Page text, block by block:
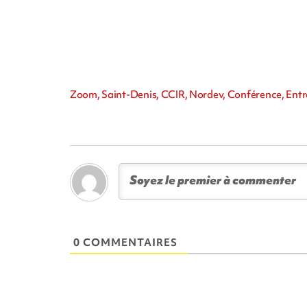
Zoom, Saint-Denis, CCIR, Nordev, Conférence,
0 COMMENTAIRES